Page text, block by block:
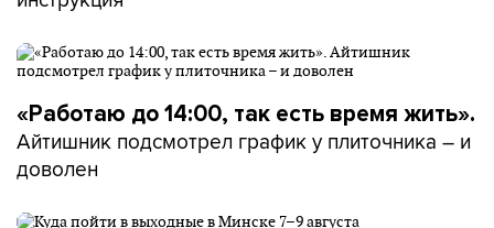
«Работаю до 14:00, так есть время жить».
Айтишник подсмотрел график у плиточника – и
доволен